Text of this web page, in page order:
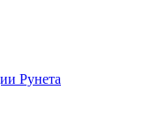
Рунета